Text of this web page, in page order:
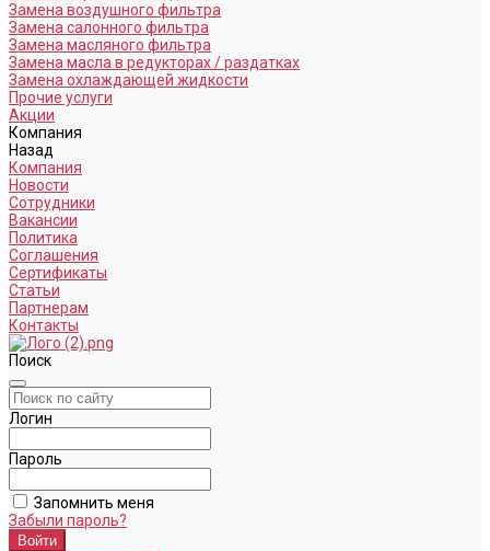
Замена воздушного фильтра
Замена салонного фильтра
Замена масляного фильтра
Замена масла в редукторах / раздатках
Замена охлаждающей жидкости
Прочие услуги
Акции
Компания
Назад
Компания
Новости
Сотрудники
Вакансии
Политика
Соглашения
Сертификаты
Статьи
Партнерам
Контакты
Поиск
Логин
Пароль
Запомнить меня
Забыли пароль?